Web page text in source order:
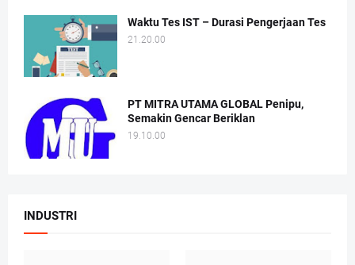
Waktu Tes IST – Durasi Pengerjaan Tes
21.20.00
PT MITRA UTAMA GLOBAL Penipu,
Semakin Gencar Beriklan
19.10.00
INDUSTRI